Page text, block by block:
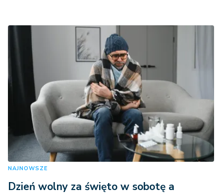
NAJNOWSZE
Dzień wolny za święto w sobotę a